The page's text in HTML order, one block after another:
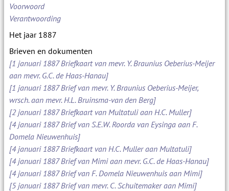
Voorwoord
Verantwoording
Het jaar 1887
Brieven en dokumenten
[1 januari 1887 Briefkaart van mevr. Y. Braunius Oeberius-Meijer
aan mevr. G.C. de Haas-Hanau]
[1 januari 1887 Brief van mevr. Y. Braunius Oeberius-Meijer,
wrsch. aan mevr. H.L. Bruinsma-van den Berg]
[2 januari 1887 Briefkaart van Multatuli aan H.C. Muller]
[4 januari 1887 Brief van S.E.W. Roorda van Eysinga aan F.
Domela Nieuwenhuis]
[4 januari 1887 Briefkaart van H.C. Muller aan Multatuli]
[4 januari 1887 Brief van Mimi aan mevr. G.C. de Haas-Hanau]
[4 januari 1887 Brief van F. Domela Nieuwenhuis aan Mimi]
[5 januari 1887 Brief van mevr. C. Schuitemaker aan Mimi]